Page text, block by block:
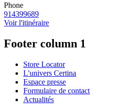
Phone
914399689
Voir l'itinéraire
Footer column 1
Store Locator
L'univers Certina
Espace presse
Formulaire de contact
Actualités